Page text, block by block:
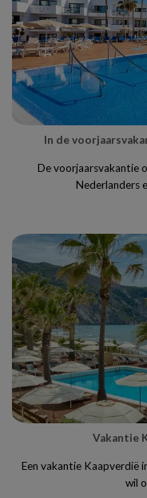
In de
De voorjaarsvakantie
Nederlanders
Vakantie
Een vakantie Kaapverdië
wil